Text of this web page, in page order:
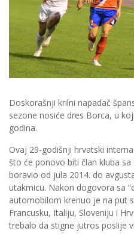
Doskorašnji krilni napadač
sezone nosiće dres Borca, u
godina.
Ovaj 29-godišnji hrvatski
što će ponovo biti član kluba
boravio od jula 2014. do
utakmicu. Nakon dogovora sa
automobilom krenuo je na put
Francusku, Italiju, Sloveniju i
trebalo da stigne jutros poslije